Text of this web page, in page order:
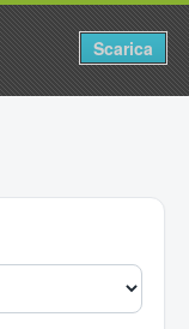
Scarica